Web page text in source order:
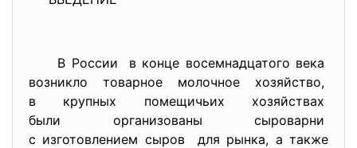
В России в конце восемнадцатого века
возникло товарное молочное хозяйство,
в крупных помещичьих хозяйствах
были организованы сыроварни
с изготовлением сыров для рынка, а также